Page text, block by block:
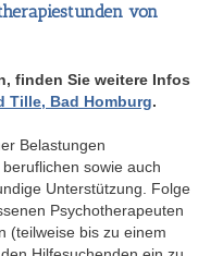
von
finden Sie weitere Infos
Tille, Bad Homburg.
Belastungen
sowie auch
Unterstützung. Folge
Psychotherapeuten
(teilweise bis zu einem